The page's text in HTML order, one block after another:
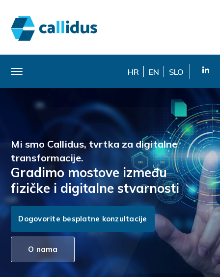
HR EN SLO
Mi smo Callidus, tvrtka za digitalne
transformacije.
Gradimo mostove između
fizičke i digitalne stvarnosti
Dogovorite besplatne konzultacije
O nama